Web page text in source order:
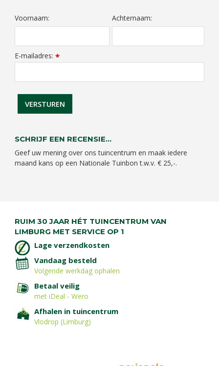
Voornaam: Achternaam:
E-mailadres: *
SCHRIJF EEN RECENSIE...
Geef uw mening over ons tuincentrum en maak iedere
maand kans op een Nationale Tuinbon t.w.v. € 25,-.
RUIM 30 JAAR HÉT TUINCENTRUM VAN
LIMBURG MET SERVICE OP 1
Lage verzendkosten
Vandaag besteld
Volgende werkdag ophalen
Betaal veilig
met iDeal - Wero
Afhalen in tuincentrum
Vlodrop (Limburg)